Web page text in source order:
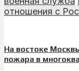
отношения с
На востоке
пожара в